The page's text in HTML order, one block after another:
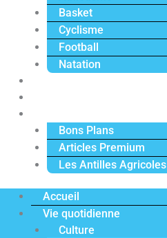
Basket
Cyclisme
Football
Natation
Bons Plans
Articles Premium
Les Antilles Agricoles
Accueil
Vie quotidienne
Culture